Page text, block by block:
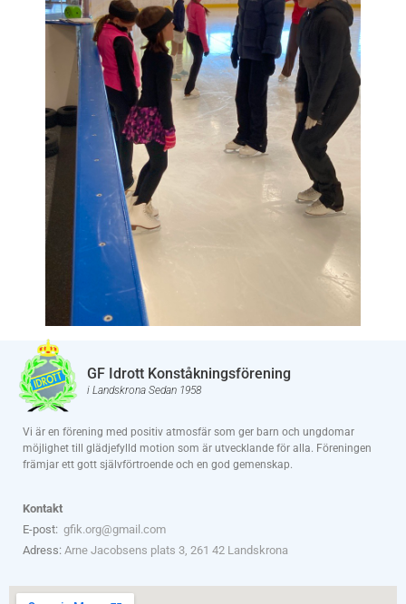
GF Idrott Konståkningsförening
i Landskrona Sedan 1958
Vi är en förening med positiv atmosfär som ger barn och ungdomar
möjlighet till glädjefylld motion som är utvecklande för alla. Föreningen
främjar ett gott självförtroende och en god gemenskap.
Kontakt
E-post: gfik.org@gmail.com
Adress: Arne Jacobsens plats 3, 261 42 Landskrona